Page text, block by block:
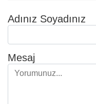
Adınız Soyadınız
Mesaj